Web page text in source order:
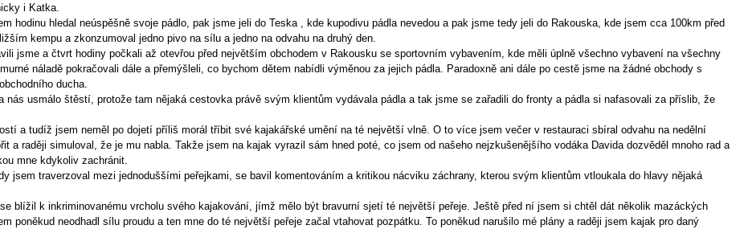
i Katka.
hodinu hledal neúspěšně svoje pádlo, pak jsme jeli do Teska , kde kupodivu pádla nevedou a pak jsme tedy jeli do Rakouska, kde jsem cca 100km před
kempu a zkonzumoval jedno pivo na sílu a jedno na odvahu na druhý den.
jsme a čtvrt hodiny počkali až otevřou před největším obchodem v Rakousku se sportovním vybavením, kde měli úplně všechno vybavení na všechny
náladě pokračovali dále a přemýšleli, co bychom dětem nabídli výměnou za jejich pádla. Paradoxně ani dále po cestě jsme na žádné obchody s
ducha.
usmálo štěstí, protože tam nějaká cestovka právě svým klientům vydávala pádla a tak jsme se zařadili do fronty a pádla si nafasovali za příslib, že
a tudíž jsem neměl po dojetí příliš morál tříbit své kajakářské umění na té největší vlně. O to více jsem večer v restauraci sbíral odvahu na nedělní
a raději simuloval, že je mu nabla. Takže jsem na kajak vyrazil sám hned poté, co jsem od našeho nejzkušenějšího vodáka Davida dozvěděl mnoho rad a
mne kdykoliv zachránit.
jsem traverzoval mezi jednoduššími peřejkami, se bavil komentováním a kritikou nácviku záchrany, kterou svým klientům vtloukala do hlavy nějaká
blížil k inkriminovanému vrcholu svého kajakování, jímž mělo být bravurní sjetí té největší peřeje. Ještě před ní jsem si chtěl dát několik mazáckých
poněkud neodhadl sílu proudu a ten mne do té největší peřeje začal vtahovat pozpátku. To poněkud narušilo mé plány a raději jsem kajak pro daný